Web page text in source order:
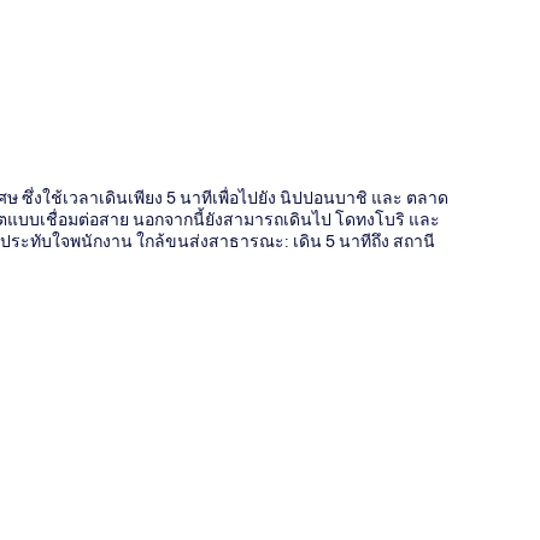
งใช้เวลาเดินเพียง 5 นาทีเพื่อไปยัง นิปปอนบาชิ และ ตลาด
บบเชื่อมต่อสาย นอกจากนี้ยังสามารถเดินไป โดทงโบริ และ
ระทับใจพนักงาน ใกล้ขนส่งสาธารณะ: เดิน 5 นาทีถึง สถานี